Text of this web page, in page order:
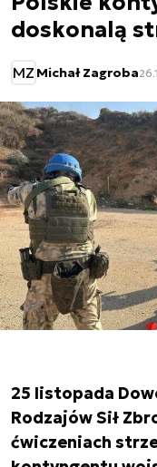
doskonalą
MZ Michał Zagroba
25 listopada
Rodzajów Sił
ćwiczeniach